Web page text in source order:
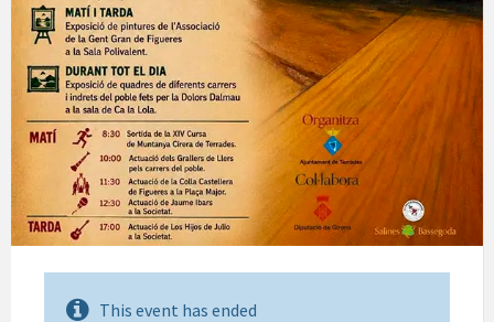
This event has ended